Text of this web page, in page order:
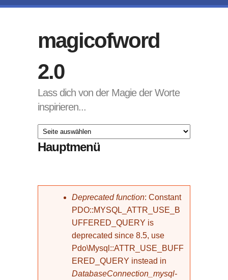
magicofword
2.0
Lass dich von der Magie der Worte
inspirieren...
Hauptmenü
Fehlermeldung
Deprecated function: Constant
PDO::MYSQL_ATTR_USE_B
UFFERED_QUERY is
deprecated since 8.5, use
Pdo\Mysql::ATTR_USE_BUFF
ERED_QUERY instead in
DatabaseConnection_mysql-